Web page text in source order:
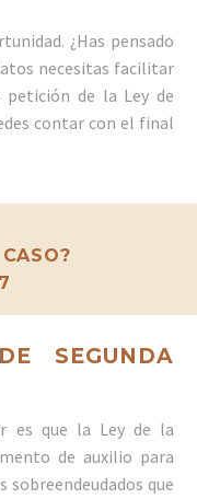
¿Has pensado
necesitas facilitar
petición de la Ley de
contar con el final
SEGUNDA
es que la Ley de la
de auxilio para
que